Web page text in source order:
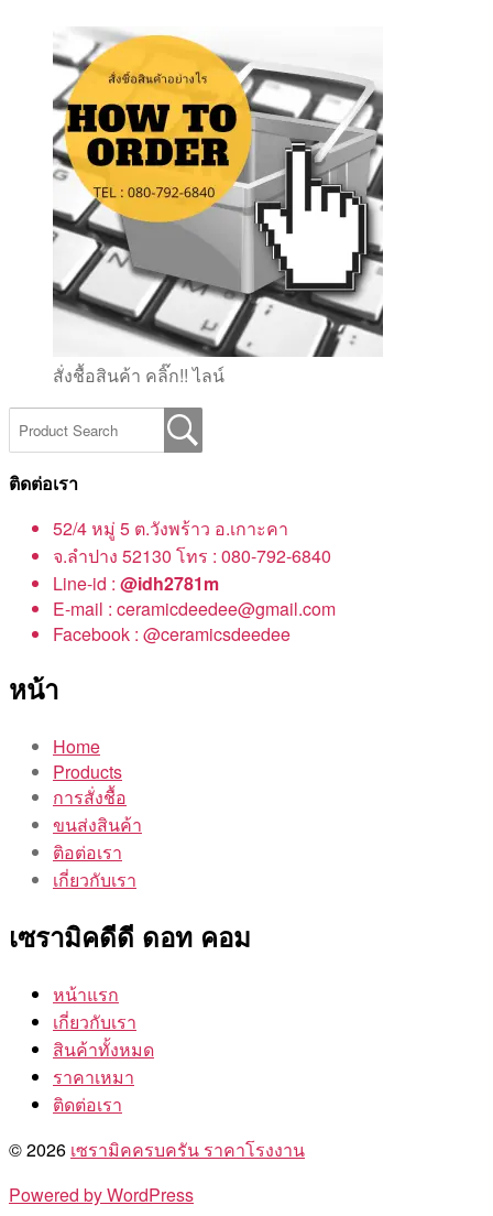
สั่งชื้อสินค้า คลิ๊ก!! ไลน์
ติดต่อเรา
52/4 หมู่ 5 ต.วังพร้าว อ.เกาะคา
จ.ลำปาง 52130 โทร : 080-792-6840
Line-id : @idh2781m
E-mail : ceramicdeedee@gmail.com
Facebook : @ceramicsdeedee
หน้า
Home
Products
การสั่งชื้อ
ขนส่งสินค้า
ติอต่อเรา
เกี่ยวกับเรา
เซรามิคดีดี ดอท คอม
หน้าแรก
เกี่ยวกับเรา
สินค้าทั้งหมด
ราคาเหมา
ติดต่อเรา
© 2026 เซรามิคครบครัน ราคาโรงงาน
Powered by WordPress